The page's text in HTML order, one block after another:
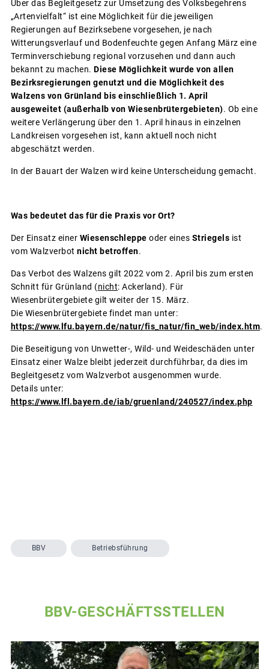
Über das Begleitgesetz zur Umsetzung des Volksbegehrens
„Artenvielfalt“ ist eine Möglichkeit für die jeweiligen
Regierungen auf Bezirksebene vorgesehen, je nach
Witterungsverlauf und Bodenfeuchte gegen Anfang März eine
Terminverschiebung regional vorzusehen und dann auch
bekannt zu machen. Diese Möglichkeit wurde von allen
Bezirksregierungen genutzt und die Möglichkeit des
Walzens von Grünland bis einschließlich 1. April
ausgeweitet (außerhalb von Wiesenbrütergebieten). Ob eine
weitere Verlängerung über den 1. April hinaus in einzelnen
Landkreisen vorgesehen ist, kann aktuell noch nicht
abgeschätzt werden.
In der Bauart der Walzen wird keine Unterscheidung gemacht.
Was bedeutet das für die Praxis vor Ort?
Der Einsatz einer Wiesenschleppe oder eines Striegels ist
vom Walzverbot nicht betroffen.
Das Verbot des Walzens gilt 2022 vom 2. April bis zum ersten
Schnitt für Grünland (nicht: Ackerland). Für
Wiesenbrütergebiete gilt weiter der 15. März.
Die Wiesenbrütergebiete findet man unter:
https://www.lfu.bayern.de/natur/fis_natur/fin_web/index.htm.
Die Beseitigung von Unwetter-, Wild- und Weideschäden unter
Einsatz einer Walze bleibt jederzeit durchführbar, da dies im
Begleitgesetz vom Walzverbot ausgenommen wurde.
Details unter:
https://www.lfl.bayern.de/iab/gruenland/240527/index.php
BBV Betriebsführung
BBV-GESCHÄFTSSTELLEN